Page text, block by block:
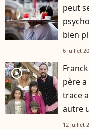
peut
bien
6 juillet
player2
père
trace
autre
12 juillet